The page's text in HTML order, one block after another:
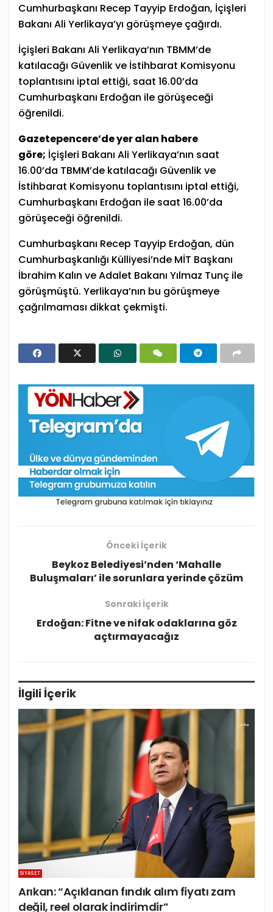
Cumhurbaşkanı Recep Tayyip Erdoğan, İçişleri
Bakanı Ali Yerlikaya’yı görüşmeye çağırdı.
İçişleri Bakanı Ali Yerlikaya’nın TBMM’de
katılacağı Güvenlik ve İstihbarat Komisyonu
toplantısını iptal ettiği, saat 16.00’da
Cumhurbaşkanı Erdoğan ile görüşeceği
öğrenildi.
Gazetepencere’de yer alan habere
göre; İçişleri Bakanı Ali Yerlikaya’nın saat
16.00’da TBMM’de katılacağı Güvenlik ve
İstihbarat Komisyonu toplantısını iptal ettiği,
Cumhurbaşkanı Erdoğan ile saat 16.00’da
görüşeceği öğrenildi.
Cumhurbaşkanı Recep Tayyip Erdoğan, dün
Cumhurbaşkanlığı Külliyesi’nde MİT Başkanı
İbrahim Kalın ve Adalet Bakanı Yılmaz Tunç ile
görüşmüştü. Yerlikaya’nın bu görüşmeye
çağrılmaması dikkat çekmişti.
Önceki İçerik
Beykoz Belediyesi’nden ‘Mahalle
Buluşmaları’ ile sorunlara yerinde çözüm
Sonraki İçerik
Erdoğan: Fitne ve nifak odaklarına göz
açtırmayacağız
İlgili İçerik
SIYASET
Arıkan: “Açıklanan fındık alım fiyatı zam
değil, reel olarak indirimdir”